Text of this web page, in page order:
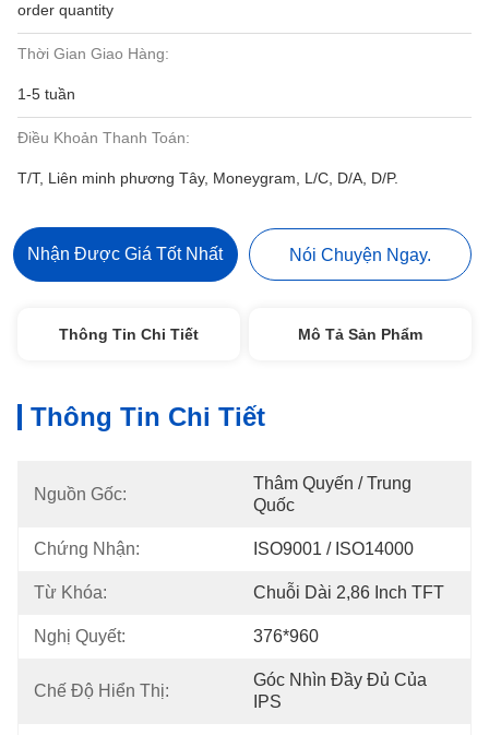
order quantity
Thời Gian Giao Hàng:
1-5 tuần
Điều Khoản Thanh Toán:
T/T, Liên minh phương Tây, Moneygram, L/C, D/A, D/P.
Nhận Được Giá Tốt Nhất Nói Chuyện Ngay.
Thông Tin Chi Tiết Mô Tả Sản Phẩm
Thông Tin Chi Tiết
Nguồn Gốc:
Thâm Quyến / Trung
Quốc
Chứng Nhận: ISO9001 / ISO14000
Từ Khóa: Chuỗi Dài 2,86 Inch TFT
Nghị Quyết: 376*960
Chế Độ Hiển Thị:
Góc Nhìn Đầy Đủ Của
IPS